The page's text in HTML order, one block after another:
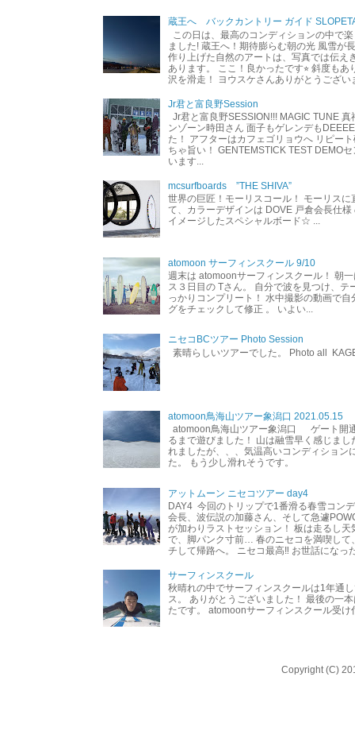
蔵王へ バックカントリー ガイド
この日は、最高のコンディションの中で
ました! 蔵王へ！期待膨らむ朝の光 風雪が
作り上げた自然のアートは、写真では伝え
あります。 ここ！良かったです⭐︎ 斜度もあ
沢を滑走！ ヨウスケさんありがとうござい
Jr君と富良野Session
Jr君と富良野SESSION!!! MAGIC TUNE 真
ンゾーン時田さん 面子もゲレンデも
た！ アフターはカフェゴリョウへ リピー
ちゃ旨い！ GENTEMSTICK TEST DEMO
います...
mcsurfboards ”THE SHIVA”
世界の巨匠！モーリスコール！ モーリスに
て、カラーデザインは DOVE 戸倉会長仕様
イメージしたスペシャルボード☆ ...
atomoon サーフィンスクール 9/10
週末は atomoonサーフィンスクール！ 朝
ス３日目の Tさん。 自分で波を見つけ、テ
っかりコンプリート！ 水中撮影の動画で自
グをチェックして修正 。 いよい...
ニセコBCツアー Photo Session
素晴らしいツアーでした。 Photo all
atomoon鳥海山ツアー象潟口 2021.05.15
atomoon鳥海山ツアー象潟口 ゲート開
るまで遊びました！ 山は融雪早く感じまし
れましたが、、、気温高いコンディション
た。 もう少し滑れそうです。
アットムーン ニセコツアー day4
DAY4 今回のトリップで1番滑る春雪コン
会長、波伝説の加藤さん、そして急遽
が加わりラストセッション！ 板は走るし天
で、脚パンク寸前… 春のニセコを満喫して
チして帰路へ。 ニセコ最高‼︎ お世話になっ
サーフィンスクール
秋晴れの中でサーフィンスクールは1年通
ス。 ありがとうございました！ 最後の一
たです。 atomoonサーフィンスクール受け
Copyright (C)